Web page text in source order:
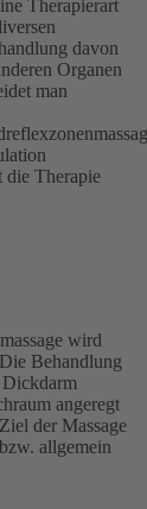
Therapierart
davon
Organen
man
die Therapie
wird
Behandlung
Dickdarm
angeregt
der Massage
allgemein